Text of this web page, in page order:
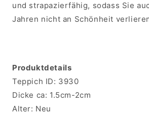
und strapazierfähig, sodass Sie
Jahren nicht an Schönheit
Produktdetails
Teppich ID: 3930
Dicke ca: 1.5cm-2cm
Alter: Neu